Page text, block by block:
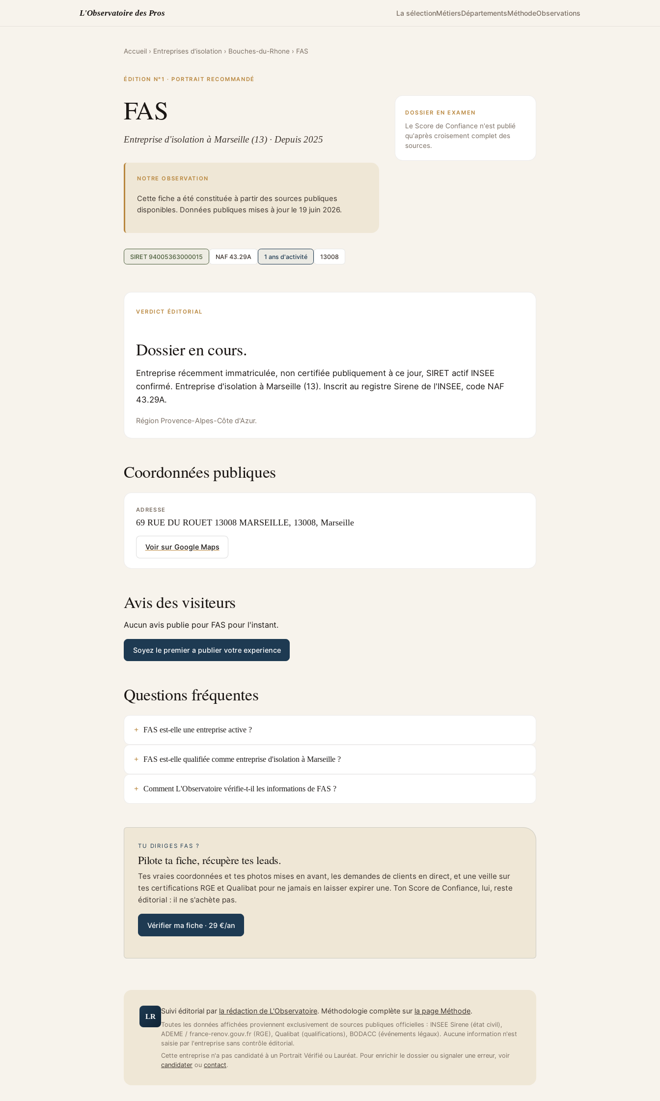
L'Observatoire des Pros La sélectionMétiersDépartementsMéthodeObservations
Accueil › Entreprises d'isolation › Bouches-du-Rhone › FAS
ÉDITION N°1 · PORTRAIT RECOMMANDÉ
FAS
Entreprise d'isolation à Marseille (13) · Depuis 2025
NOTRE OBSERVATION
Cette fiche a été constituée à partir des sources publiques
disponibles. Données publiques mises à jour le 19 juin 2026.
SIRET 94005363000015 NAF 43.29A 1 ans d'activité 13008
DOSSIER EN EXAMEN
Le Score de Confiance n'est publié
qu'après croisement complet des
sources.
VERDICT ÉDITORIAL
Dossier en cours.
Entreprise récemment immatriculée, non certifiée publiquement à ce jour, SIRET actif INSEE
confirmé. Entreprise d'isolation à Marseille (13). Inscrit au registre Sirene de l'INSEE, code NAF
43.29A.
Région Provence-Alpes-Côte d'Azur.
Coordonnées publiques
ADRESSE
69 RUE DU ROUET 13008 MARSEILLE, 13008, Marseille
Voir sur Google Maps
Avis des visiteurs
Aucun avis publie pour FAS pour l'instant.
Soyez le premier a publier votre experience
Questions fréquentes
FAS est-elle une entreprise active ?
FAS est-elle qualifiée comme entreprise d'isolation à Marseille ?
Comment L'Observatoire vérifie-t-il les informations de FAS ?
TU DIRIGES FAS ?
Pilote ta fiche, récupère tes leads.
Tes vraies coordonnées et tes photos mises en avant, les demandes de clients en direct, et une veille sur
tes certifications RGE et Qualibat pour ne jamais en laisser expirer une. Ton Score de Confiance, lui, reste
éditorial : il ne s'achète pas.
Vérifier ma fiche · 29 €/an
LR
Suivi éditorial par la rédaction de L'Observatoire. Méthodologie complète sur la page Méthode.
Toutes les données affichées proviennent exclusivement de sources publiques officielles : INSEE Sirene (état civil),
ADEME / france-renov.gouv.fr (RGE), Qualibat (qualifications), BODACC (événements légaux). Aucune information n'est
saisie par l'entreprise sans contrôle éditorial.
Cette entreprise n'a pas candidaté à un Portrait Vérifié ou Lauréat. Pour enrichir le dossier ou signaler une erreur, voir
candidater ou contact.